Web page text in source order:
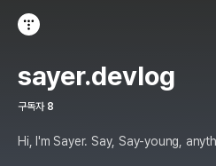
sayer.devlog
구독자 8
Hi, I'm Sayer. Say, Say-young,